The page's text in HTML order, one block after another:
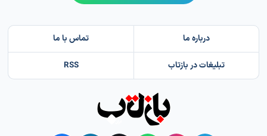
درباره ما تماس با ما
تبلیغات در بازتاب RSS